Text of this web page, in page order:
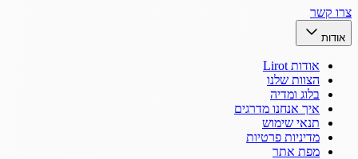
צרו קשר
אודות
אודות Lirot
הצוות שלנו
בלוג ומדיה
איך אנחנו מדרגים
תנאי שימוש
מדיניות פרטיות
מפת אתר